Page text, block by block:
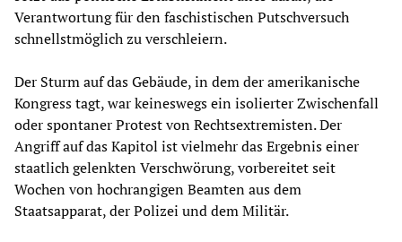
Verantwortung für den faschistischen Putschversuch
schnellstmöglich zu verschleiern.
Der Sturm auf das Gebäude, in dem der amerikanische
Kongress tagt, war keineswegs ein isolierter Zwischenfall
oder spontaner Protest von Rechtsextremisten. Der
Angriff auf das Kapitol ist vielmehr das Ergebnis einer
staatlich gelenkten Verschwörung, vorbereitet seit
Wochen von hochrangigen Beamten aus dem
Staatsapparat, der Polizei und dem Militär.